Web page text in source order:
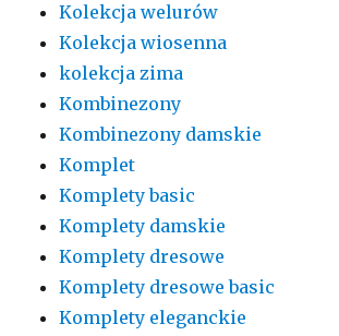
Kolekcja welurów
Kolekcja wiosenna
kolekcja zima
Kombinezony
Kombinezony damskie
Komplet
Komplety basic
Komplety damskie
Komplety dresowe
Komplety dresowe basic
Komplety eleganckie